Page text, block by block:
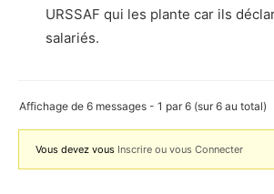
URSSAF qui les plante car ils
salariés.
Affichage de 6 messages - 1 par 6 (sur 6 au total)
Vous devez vous Inscrire ou vous Connecter